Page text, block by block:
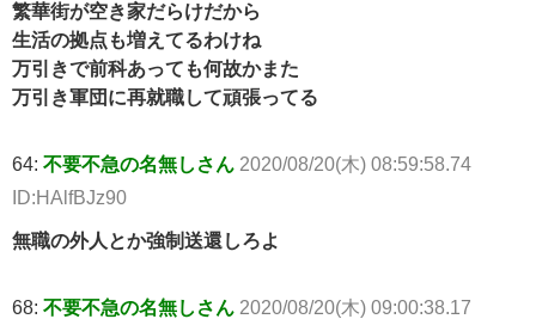
繁華街が空き家だらけだから
生活の拠点も増えてるわけね
万引きで前科あっても何故かまた
万引き軍団に再就職して頑張ってる
64: 不要不急の名無しさん 2020/08/20(木) 08:59:58.74
ID:HAlfBJz90
無職の外人とか強制送還しろよ
68: 不要不急の名無しさん 2020/08/20(木) 09:00:38.17